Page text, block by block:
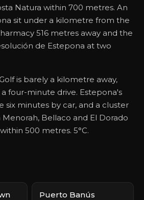
Natura within 700 metres. An
sit under a kilometre from the
516 metres away and the
de Estepona at two
is barely a kilometre away,
four-minute drive. Estepona's
six minutes by car, and a cluster
Bellaco and El Dorado
500 metres. 5°C.
Puerto Banús